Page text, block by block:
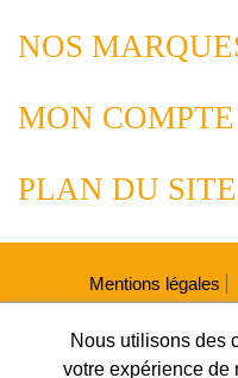
NOS
MON COMPTE
PLAN DU SITE
Mentions légales
Fiches produits
Nous utilisons des
votre expérience de